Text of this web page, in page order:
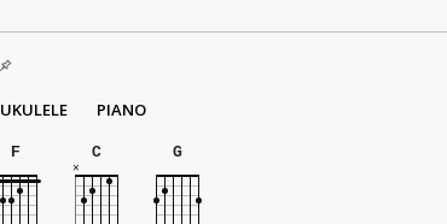
UKULELE
PIANO
F C G